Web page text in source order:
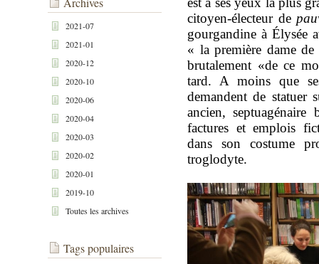
2021-07
2021-01
2020-12
2020-10
2020-06
2020-04
2020-03
2020-02
2020-01
2019-10
Toutes les archives
Tags populaires
citoyen-électeur de
gourgandine à Élysée
« la première dame
brutalement «de ce
tard. A moins que
demandent de statuer
ancien, septuagénaire
factures et emplois
dans son costume
troglodyte.